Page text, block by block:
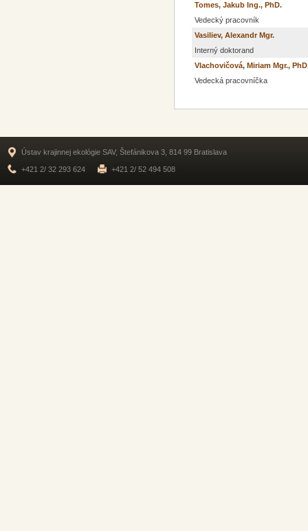
Tomes, Jakub Ing., PhD.
Vedecký pracovník
Vasiliev, Alexandr Mgr.
Interný doktorand
Vlachovičová, Miriam Mgr.,
Vedecká pracovníčka
Ústav krajinnej ekológie SAV, Štefánikova 3, 814 99 Bratislava
+421 2/ 32 293 624 +421 2/ 52 494 508